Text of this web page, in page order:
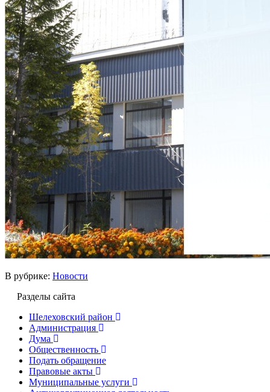
В рубрике: Новости
Разделы сайта
Шелеховский район
Администрация
Дума
Общественность
Подать обращение
Правовые акты
Муниципальные услуги